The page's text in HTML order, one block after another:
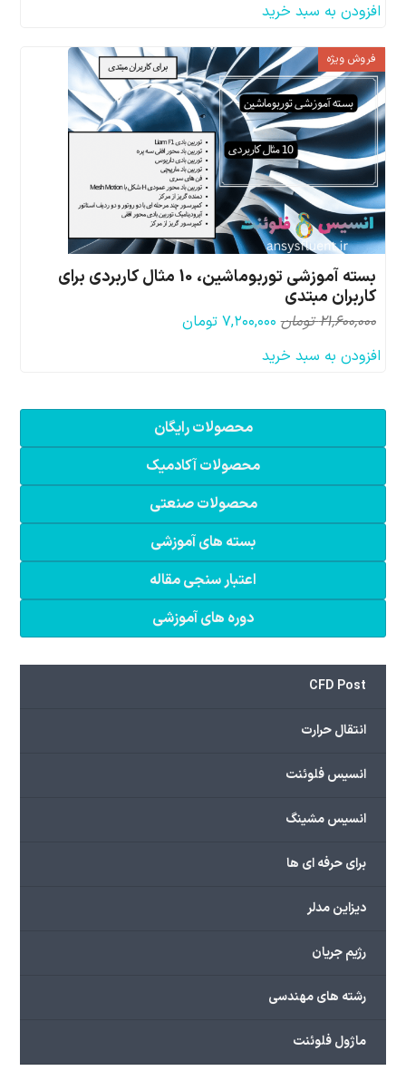
افزودن به سبد خرید
فروش ویژه
بسته آموزشی توربوماشین، 10 مثال کاربردی برای
کاربران مبتدی
۲۱,۶۰۰,۰۰۰ تومان قیمت
۷,۲۰۰,۰۰۰ تومانقیمت
افزودن به سبد خرید
محصولات رایگان
محصولات آکادمیک
محصولات صنعتی
بسته های آموزشی
اعتبار سنجی مقاله
دوره های آموزشی
CFD Post
انتقال حرارت
انسیس فلوئنت
انسیس مشینگ
برای حرفه ای ها
دیزاین مدلر
رژیم جریان
رشته های مهندسی
ماژول فلوئنت